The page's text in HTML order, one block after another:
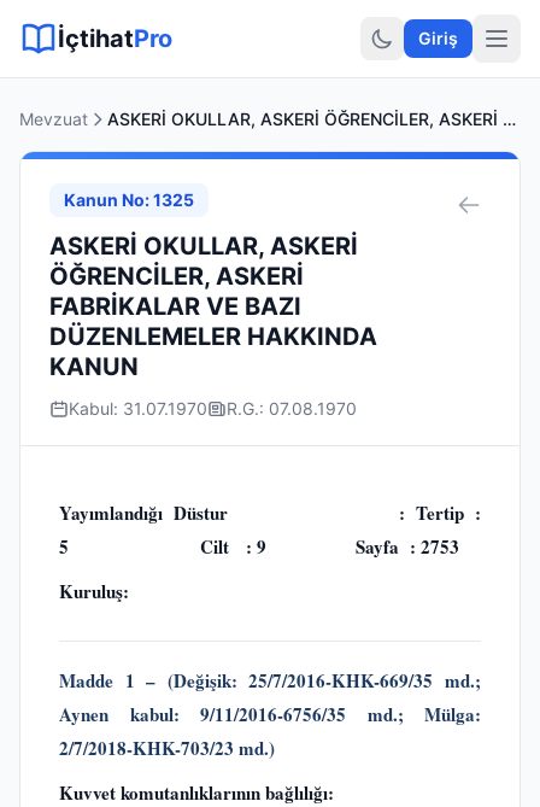
Hukuki Araçlar
İçtihatPro Giriş
Mevzuat ASKERİ OKULLAR, ASKERİ ÖĞRENCİLER, ASKERİ FABRİKALAR VE BAZI DÜZENLEMELER HAKKINDA KANUN
Kanun No: 1325
ASKERİ OKULLAR, ASKERİ
ÖĞRENCİLER, ASKERİ
FABRİKALAR VE BAZI
DÜZENLEMELER HAKKINDA
KANUN
Kabul: 31.07.1970 R.G.: 07.08.1970
Yayımlandığı Düstur : Tertip :
5 Cilt : 9 Sayfa : 2753
Kuruluş:
Madde 1 – (Değişik: 25/7/2016-KHK-669/35 md.;
Aynen kabul: 9/11/2016-6756/35 md.; Mülga:
2/7/2018-KHK-703/23 md.)
Kuvvet komutanlıklarının bağlılığı: